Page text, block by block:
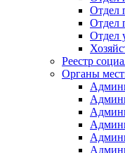
Отдел
Отдел
Отдел
Реестр
Органы